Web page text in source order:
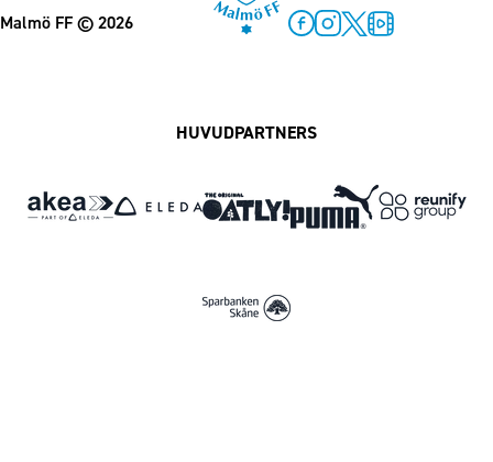
Malmö FF© 2026
HUVUDPARTNERS